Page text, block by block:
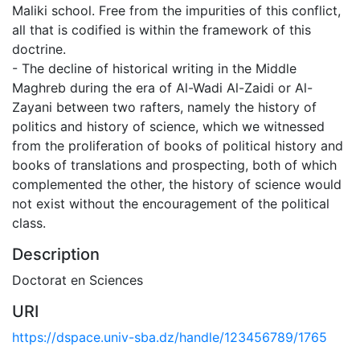
Maliki school. Free from the impurities of this conflict,
all that is codified is within the framework of this
doctrine.
- The decline of historical writing in the Middle
Maghreb during the era of Al-Wadi Al-Zaidi or Al-
Zayani between two rafters, namely the history of
politics and history of science, which we witnessed
from the proliferation of books of political history and
books of translations and prospecting, both of which
complemented the other, the history of science would
not exist without the encouragement of the political
class.
Description
Doctorat en Sciences
URI
https://dspace.univ-sba.dz/handle/123456789/1765